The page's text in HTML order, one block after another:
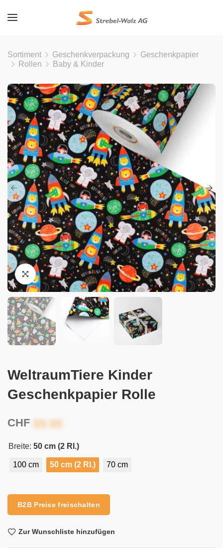
Sortiment Geschenkverpackung
Geschenkpapier
Rollen
Baby & Kinder
WeltraumTiere Kinder
Geschenkpapier Rolle
CHF
Breite: 50 cm (2 Rl.)
100 cm 50 cm (2 Rl.) 70 cm
B2B Preise freischalten
Zur Wunschliste hinzufügen